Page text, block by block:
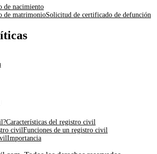
de nacimiento
de matrimonioSolicitud de certificado de defunción
Características del registro civil
civilFunciones de un registro civil
Importancia